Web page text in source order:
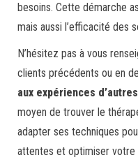
besoins. Cette démarche
mais aussi l’efficacité des
N’hésitez pas à vous
clients précédents ou en
aux expériences
moyen de trouver le
adapter ses techniques
attentes et optimiser votre